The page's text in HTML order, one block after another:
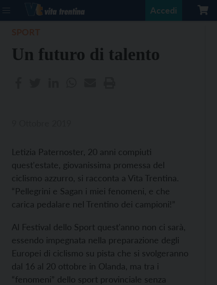
Accedi
Un futuro di talento
Letizia Paternoster, 20 anni compiuti
quest'estate, giovanissima promessa del
ciclismo azzurro, si racconta a Vita Trentina.
“Pellegrini e Sagan i miei fenomeni, e che
carica pedalare nel Trentino dei campioni!”
Al Festival dello Sport quest'anno non ci sarà,
essendo impegnata nella preparazione degli
Europei di ciclismo su pista che si svolgeranno
dal 16 al 20 ottobre in Olanda, ma tra i
“fenomeni” dello sport provinciale senza